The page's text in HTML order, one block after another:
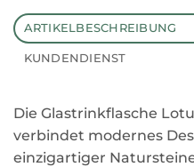
ARTIKELBESCHREIBUNG
KUNDENDIENST
Die Glastrinkflasche
verbindet modernes
einzigartiger